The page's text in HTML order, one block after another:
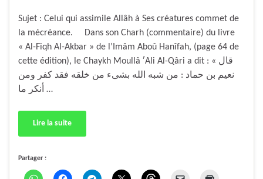
Sujet : Celui qui assimile Allâh à Ses créatures commet de
la mécréance. Dans son Charh (commentaire) du livre
« Al-Fiqh Al-Akbar » de l’Imâm Aboû Hanîfah, (page 64 de
cette édition), le Chaykh Moullâ ʹAli Al-Qâri a dit : « قال
نعيم بن حماد : من شبه الله بشىء من خلقه فقد كفر ومن
أنكر ما …
Lire la suite
Partager :